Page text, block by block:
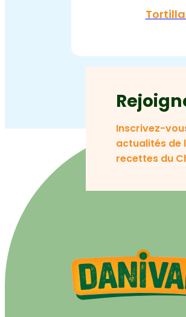
Inscrivez-
actualités de
recettes du